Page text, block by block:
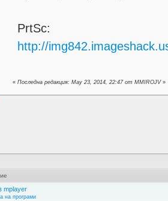
PrtSc:
http://
«Последна редакция: May 23, 2014, 22:47 от MMIROJV»
mplayer
на програми